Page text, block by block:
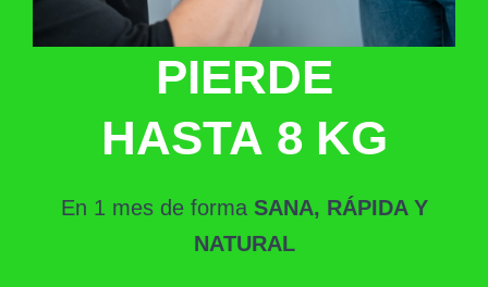
PIERDE
HASTA 8 KG
En 1 mes de forma SANA, RÁPIDA Y
NATURAL